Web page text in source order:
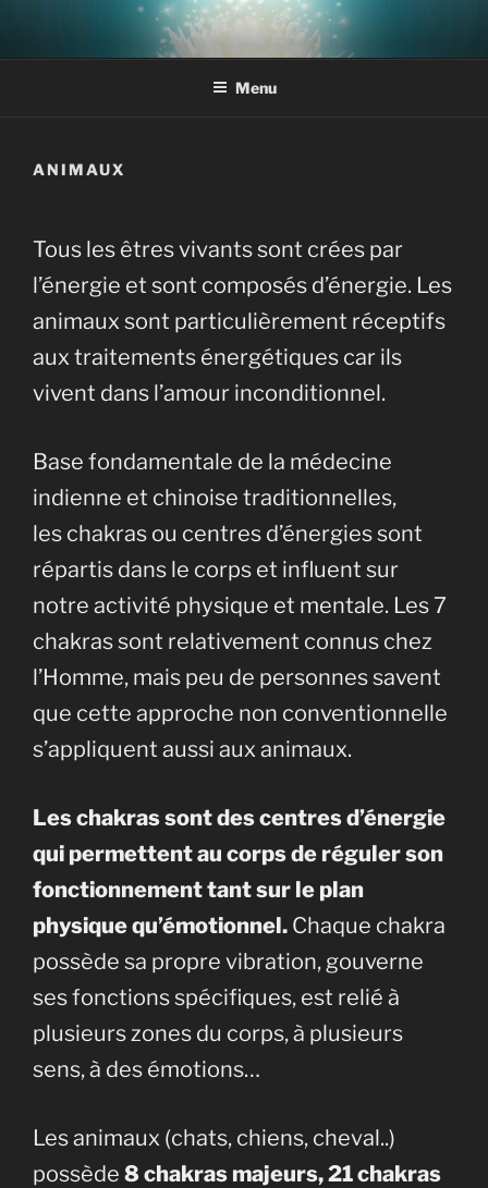
contenu
Menu
ANIMAUX
Tous les êtres vivants sont crées par
l’énergie et sont composés d’énergie. Les
animaux sont particulièrement réceptifs
aux traitements énergétiques car ils
vivent dans l’amour inconditionnel.
Base fondamentale de la médecine
indienne et chinoise traditionnelles,
les chakras ou centres d’énergies sont
répartis dans le corps et influent sur
notre activité physique et mentale. Les 7
chakras sont relativement connus chez
l’Homme, mais peu de personnes savent
que cette approche non conventionnelle
s’appliquent aussi aux animaux.
Les chakras sont des centres d’énergie
qui permettent au corps de réguler son
fonctionnement tant sur le plan
physique qu’émotionnel. Chaque chakra
possède sa propre vibration, gouverne
ses fonctions spécifiques, est relié à
plusieurs zones du corps, à plusieurs
sens, à des émotions…
Les animaux (chats, chiens, cheval..)
possède 8 chakras majeurs, 21 chakras